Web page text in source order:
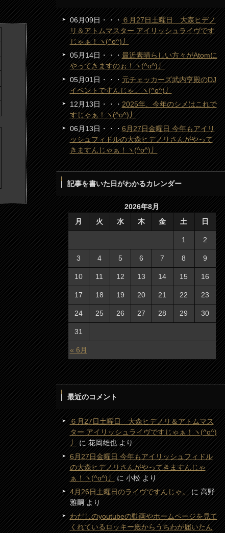
06月09日・・・６月27日土曜日 大森ヒデノ
リ＆アトムマスター アイリッシュライヴです
じゃぁ！ヽ(^o^)丿
05月14日・・・最近素晴らしい方々がAtomに
やってきますのぉ！ヽ(^o^)丿
05月01日・・・元チェッカーズ武内亨殿のDJ
イベントですんじゃ。ヽ(^o^)丿
12月13日・・・2025年、今年のシメはこれで
すじゃぁ！ヽ(^o^)丿
06月13日・・・6月27日金曜日 今年もアイリ
ッシュフィドルの大森ヒデノリさんがやって
きますんじゃぁ！ヽ(^o^)丿
記事を書いた日がわかるカレンダー
2026年8月
月
火 水 木 金 土 日
« 6月
1 2
3 4 5 6 7 8 9
10 11 12 13 14 15 16
17 18 19 20 21 22 23
24 25 26 27 28 29 30
31
最近のコメント
６月27日土曜日 大森ヒデノリ＆アトムマス
ター アイリッシュライヴですじゃぁ！ヽ(^o^)
丿に花岡雄也より
6月27日金曜日 今年もアイリッシュフィドル
の大森ヒデノリさんがやってきますんじゃ
ぁ！ヽ(^o^)丿に小松より
4月26日土曜日のライヴですんじゃ。に高野
雅嗣より
わだしのyoutubeの動画やホームページを見て
くれているロッキー殿からうちわが届いたん